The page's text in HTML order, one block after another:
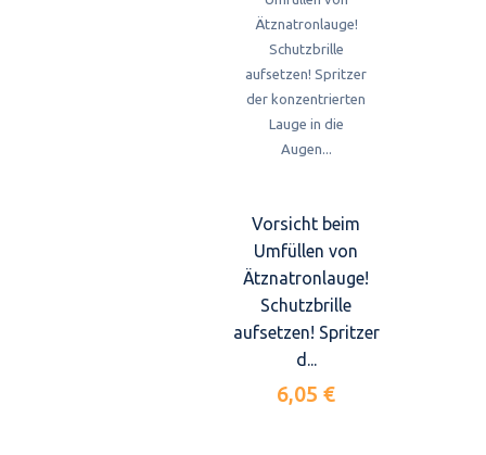
Vorsicht beim
Umfüllen von
Ätznatronlauge!
Schutzbrille
aufsetzen! Spritzer
d...
6,05 €